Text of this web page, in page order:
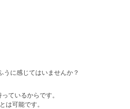
に感じてはいませんか？
ているからです。
は可能です。